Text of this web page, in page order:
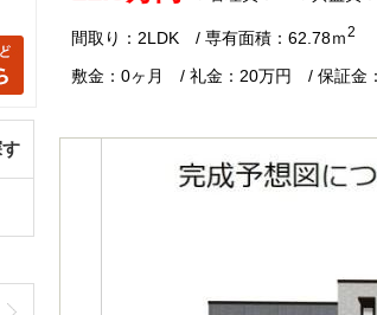
間取り：2LDK / 専有面積：62.78ｍ2
敷金：0ヶ月 / 礼金：20万円 / 保証金